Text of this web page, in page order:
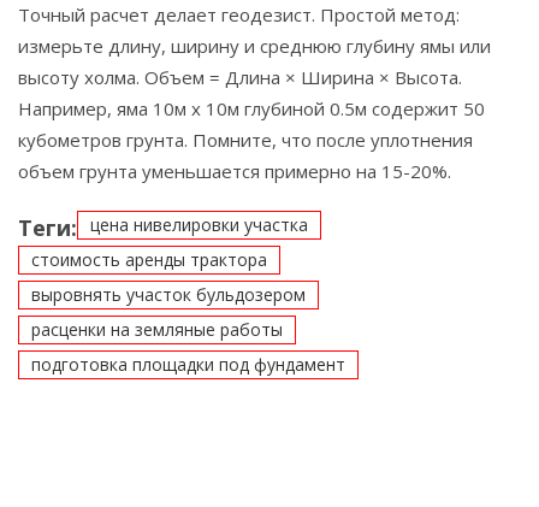
Точный расчет делает геодезист. Простой метод:
измерьте длину, ширину и среднюю глубину ямы или
высоту холма. Объем = Длина × Ширина × Высота.
Например, яма 10м х 10м глубиной 0.5м содержит 50
кубометров грунта. Помните, что после уплотнения
объем грунта уменьшается примерно на 15-20%.
Теги:
цена нивелировки участка
стоимость аренды трактора
выровнять участок бульдозером
расценки на земляные работы
подготовка площадки под фундамент